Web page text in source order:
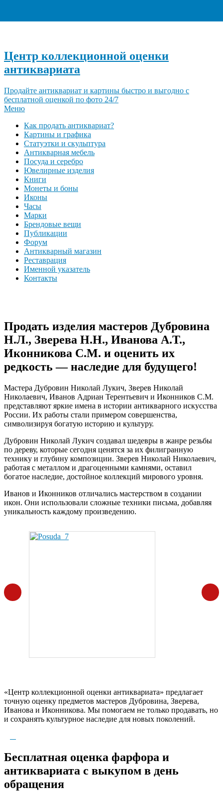
Центр коллекционной оценки
антиквариата
Продайте антиквариат и картины быстро и выгодно с
бесплатной оценкой по фото 24/7
Меню
Как продать антиквариат?
Картины и графика
Статуэтки и скульптура
Антикварная мебель
Посуда и серебро
Ювелирные изделия
Книги
Монеты и боны
Иконы
Часы
Марки
Брендовые вещи
Публикации
Форум
Антикварный магазин
Реставрация
Именной указатель
Контакты
Продать изделия мастеров Дубровина
Н.Л., Зверева Н.Н., Иванова А.Т.,
Иконникова С.М. и оценить их
редкость — наследие для будущего!
Мастера Дубровин Николай Лукич, Зверев Николай
Николаевич, Иванов Адриан Терентьевич и Иконников С.М.
представляют яркие имена в истории антикварного искусства
России. Их работы стали примером совершенства,
символизируя богатую историю и культуру.
Дубровин Николай Лукич создавал шедевры в жанре резьбы
по дереву, которые сегодня ценятся за их филигранную
технику и глубину композиции. Зверев Николай Николаевич,
работая с металлом и драгоценными камнями, оставил
богатое наследие, достойное коллекций мирового уровня.
Иванов и Иконников отличались мастерством в создании
икон. Они использовали сложные техники письма, добавляя
уникальность каждому произведению.
«Центр коллекционной оценки антиквариата» предлагает
точную оценку предметов мастеров Дубровина, Зверева,
Иванова и Иконникова. Мы помогаем не только продавать, но
и сохранять культурное наследие для новых поколений.
Бесплатная оценка фарфора и
антиквариата с выкупом в день
обращения